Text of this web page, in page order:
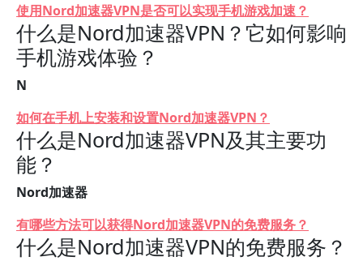
使用Nord加速器VPN是否可以实现手机游戏加速？
什么是Nord加速器VPN？它如何影响
手机游戏体验？
N
如何在手机上安装和设置Nord加速器VPN？
什么是Nord加速器VPN及其主要功
能？
Nord加速器
有哪些方法可以获得Nord加速器VPN的免费服务？
什么是Nord加速器VPN的免费服务？